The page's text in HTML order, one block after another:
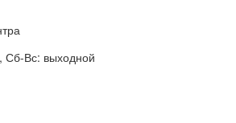
Сб-Вс: выходной